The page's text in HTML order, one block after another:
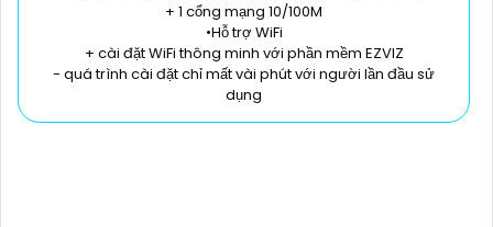
+ 1 cổng mạng 10/100M
•Hỗ trợ WiFi
+ cài đặt WiFi thông minh với phần mềm EZVIZ
- quá trình cài đặt chỉ mất vài phút với người lần đầu sử
dụng